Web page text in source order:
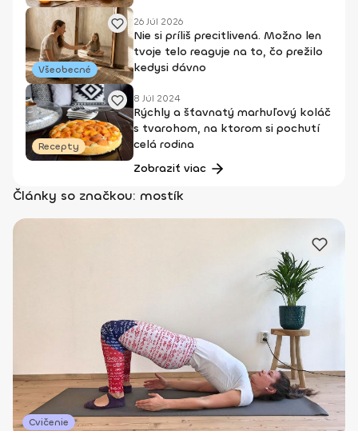
Všeobecné
26 Júl 2026
Nie si príliš precitlivená. Možno len
tvoje telo reaguje na to, čo prežilo
kedysi dávno
Recepty
8 Júl 2024
Rýchly a šťavnatý marhuľový koláč
s tvarohom, na ktorom si pochutí
celá rodina
Zobraziť viac
Články so značkou: mostík
Cvičenie